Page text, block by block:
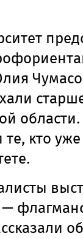
кто